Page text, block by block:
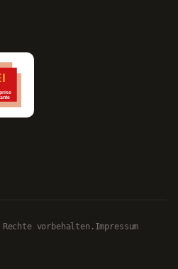
vorbehalten. Impressum